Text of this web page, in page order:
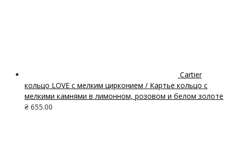
Cartier
кольцо LOVE с мелким цирконием / Картье кольцо с
мелкими камнями в лимонном, розовом и белом золоте
₴ 655.00